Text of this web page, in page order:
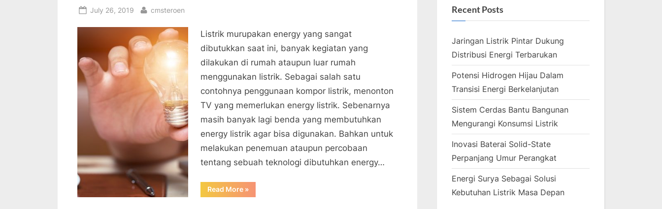
Posted
July 26, 2019 By
cmsteroen
Listrik murupakan energy yang sangat
dibutukkan saat ini, banyak kegiatan yang
dilakukan di rumah ataupun luar rumah
menggunakan listrik. Sebagai salah satu
contohnya penggunaan kompor listrik, menonton
TV yang memerlukan energy listrik. Sebenarnya
masih banyak lagi benda yang membutuhkan
energy listrik agar bisa digunakan. Bahkan untuk
melakukan penemuan ataupun percobaan
tentang sebuah teknologi dibutuhkan energy…
Read More“Energi
Listrik
»
Recent Posts
Jaringan Listrik Pintar Dukung
Distribusi Energi Terbarukan
Potensi Hidrogen Hijau Dalam
Transisi Energi Berkelanjutan
Sistem Cerdas Bantu Bangunan
Mengurangi Konsumsi Listrik
Inovasi Baterai Solid-State
Perpanjang Umur Perangkat
Energi Surya Sebagai Solusi
Kebutuhan Listrik Masa Depan